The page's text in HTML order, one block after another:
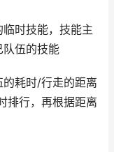
时技能，技能主
队伍的技能
耗时/行走的距离
排行，再根据距离